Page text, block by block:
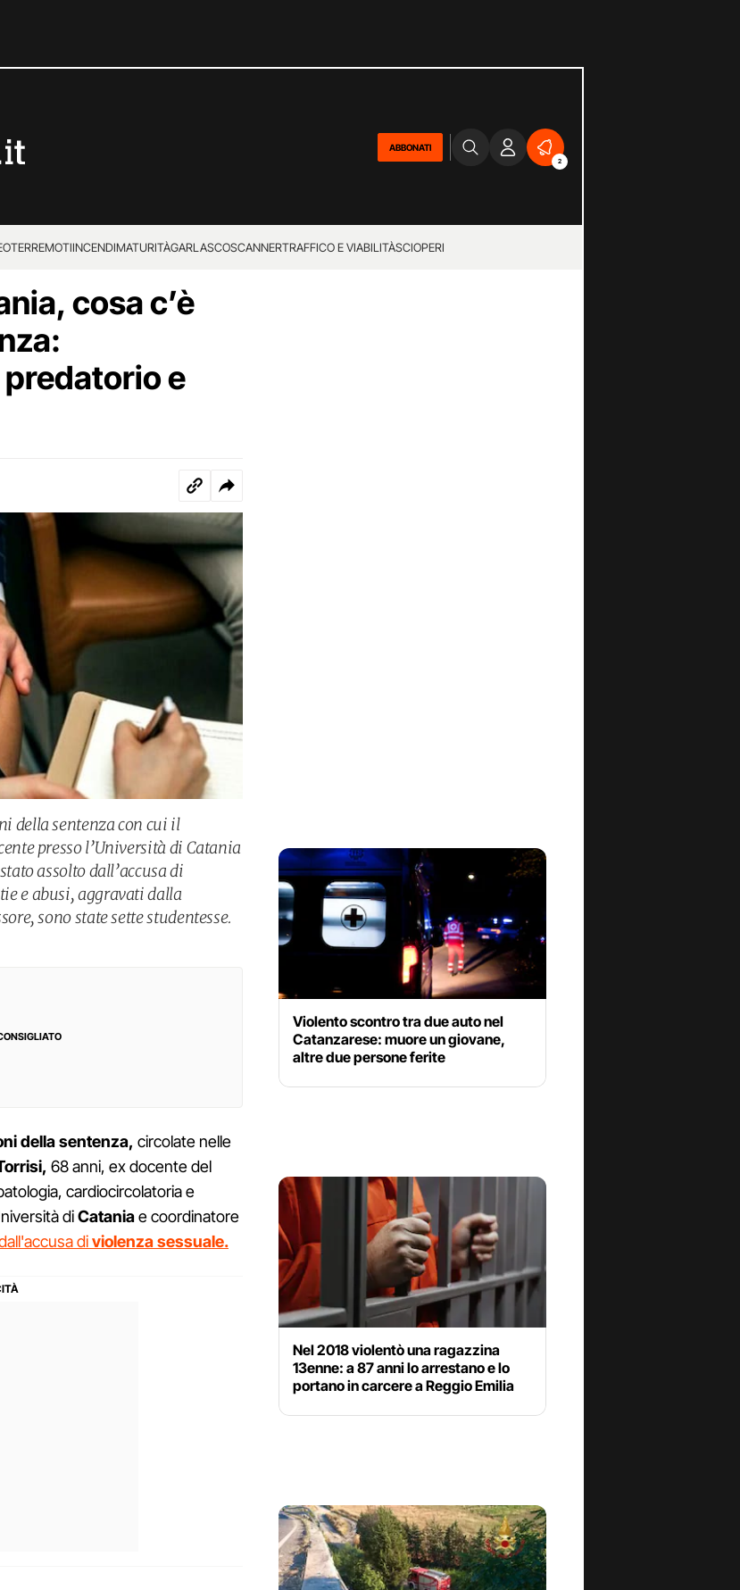
ABBONATI
2
TERREMOTIINCENDIMATURITÀGARLASCOSCANNERTRAFFICO E VIABILITÀSCIOPERI
cosa c’è
e
della sentenza con cui il
presso l’Università di Catania
assolto dall’accusa di
e abusi, aggravati dalla
sono state sette studentesse.
della sentenza, circolate nelle
68 anni, ex docente del
cardiocircolatoria e
diCataniae coordinatore
diviolenzasessuale.
Violento scontro tra due auto nel
Catanzarese: muore un giovane,
altre due persone ferite
Nel 2018 violentò una ragazzina
13enne: a 87 anni lo arrestano e lo
portano in carcere a Reggio Emilia